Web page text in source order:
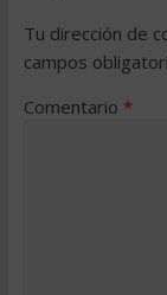
Tu dirección de
campos
Comentario *